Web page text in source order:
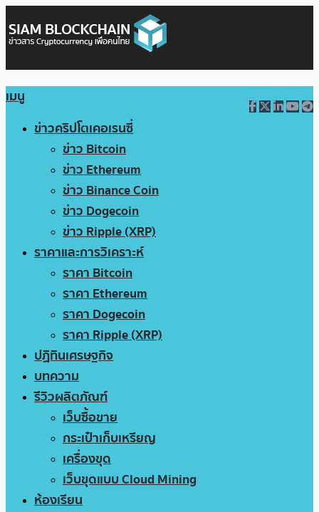
เมนู
ข่าวคริปโตเคอเรนซี่
ข่าว Bitcoin
ข่าว Ethereum
ข่าว Binance Coin
ข่าว Dogecoin
ข่าว Ripple (XRP)
ราคาและการวิเคราะห์
ราคา Bitcoin
ราคา Ethereum
ราคา Dogecoin
ราคา Ripple (XRP)
ปฏิทินเศรษฐกิจ
บทความ
รีวิวผลิตภัณฑ์
เว็บซื้อขาย
กระเป๋าเก็บเหรียญ
เครื่องขุด
เว็บขุดแบบ Cloud Mining
ห้องเรียน